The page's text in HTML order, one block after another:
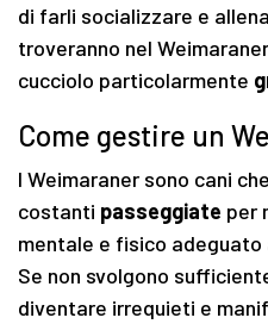
di farli socializzare e
troveranno nel
cucciolo particolarmente
Come gestire un
I Weimaraner sono cani
costanti passeggiate per
mentale e fisico
Se non svolgono
diventare irrequieti e